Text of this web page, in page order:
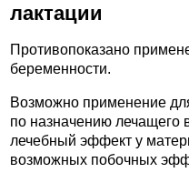
лактации
Противопоказано
беременности.
Возможно применение
по назначению лечащего
лечебный эффект у
возможных побочных